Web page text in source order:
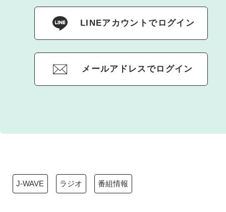
LINEアカウントでログイン
メールアドレスでログイン
J-WAVE ラジオ 番組情報